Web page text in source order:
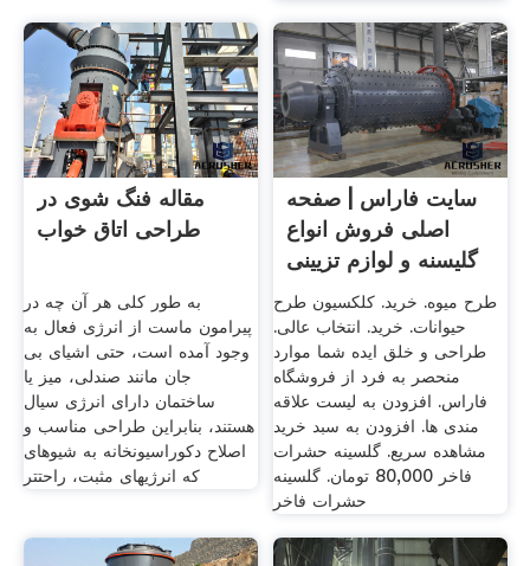
مقاله فنگ شوی در
طراحی اتاق خواب
به طور کلی هر آن چه در
پیرامون ماست از انرژی فعال به
وجود آمده است، حتی اشیای بی
جان مانند صندلی، میز یا
ساختمان دارای انرژی سیال
هستند، بنابراین طراحی مناسب و
اصلاح دکوراسیونخانه به شیوهای
که انرژیهای مثبت، راحتتر
سایت فاراس | صفحه
اصلی فروش انواع
گلیسنه و لوازم تزیینی
طرح میوه. خرید. کلکسیون طرح
حیوانات. خرید. انتخاب عالی.
طراحی و خلق ایده شما موارد
منحصر به فرد از فروشگاه
فاراس. افزودن به لیست علاقه
مندی ها. افزودن به سبد خرید
مشاهده سریع. گلسینه حشرات
فاخر 80,000 تومان. گلسینه
حشرات فاخر